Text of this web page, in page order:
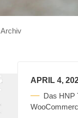
Archiv
APRIL 4,
Das HNP